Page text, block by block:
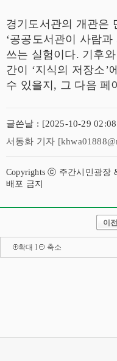
경기도서관의 개관은
‘공공도서관이 사람과
쓰는 실험이다. 기후
간이 ‘지식의 저장소’
수 있을지, 그 다음 페
글쓴날 : [2025-10-29
서동화 기자
Copyrights ⓒ 주간시민광장
배포 금지
이
확대 l 축소